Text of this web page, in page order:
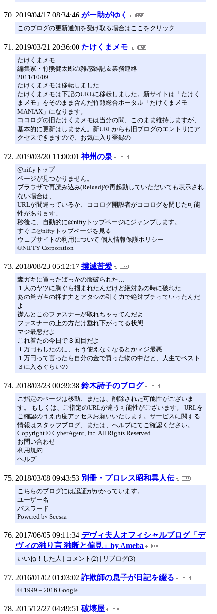
2019/04/17 08:34:46 がー助がゆく
このブログの更新通知を受け取る場合はここをクリック
2019/03/21 20:36:00 たけくまメモ
たけくまメモ
編集家・竹熊健太郎の雑感雑記＆業務連絡
2011/10/09
たけくまメモは移転しました
たけくまメモは下記のURLに移転しました。新サイトは「たけく
まメモ」をそのまま含んだ竹熊総合ポータル「たけくまメモ
MANIAX」になります。
ココログの旧たけくまメモは当分の間、このまま維持しますが、
基本的に更新はしません。新URLからも旧ブログのエントリにア
クセスできますので、お気に入り登録の
2019/03/20 11:00:01 神州の泉
@niftyトップ
ページが見つかりません。
ブラウザで再読み込み(Reload)や再起動していただいても表示され
ない場合は、
URLが間違っているか、ココログ開設者がココログを閉じた可能
性があります。
秒後に、自動的に@niftyトップページにジャンプします。
すぐに@niftyトップページを見る
ウェブサイトの利用について 個人情報保護ポリシー
©NIFTY Corporation
2018/08/23 05:12:17 撲滅苦愛
糞ガキに買ったばっかの服破られた…
１人のヤツに胸ぐら掴まれたんだけど絶対あの時に破れた
あの糞ガキの押す力とアタシの引く力で絶対ブチっていったんだ
よ
襟んとこのファスナーが取れちゃってんだよ
ファスナーの上の方だけ垂れ下がってる状態
マジ最悪だよ
これ着たの今日で３回目だよ
１万円もしたのに、もう使えなくなるとかマジ最悪
１万円って言ったら自分の金で買った物の中だと、人生でベスト
３に入るぐらいの
2018/03/23 00:39:38 鈴木詩子のブログ
ご指定のページは移動、または、削除された可能性がございま
す。 もしくは、ご指定のURLが違う可能性がございます。 URLを
ご確認のうえ再度アクセスお願いいたします。サービスに関する
情報はスタッフブログ、または、ヘルプにてご確認ください。
Copyright © CyberAgent, Inc. All Rights Reserved.
お問い合わせ
利用規約
ヘルプ
2018/03/08 09:43:53 別冊・プロレス昭和異人伝
こちらのブログには認証がかかっています。
ユーザー名
パスワード
Powered by Seesaa
2017/06/05 09:11:34 デヴィ夫人オフィシャルブログ「デ
ヴィの独り言 独断と偏見」by Ameba
いいね！した人 | コメント(2) | リブログ(3)
2016/01/02 01:03:02 詐欺師の息子が日記を綴る
© 1999 – 2016 Google
2015/12/27 04:49:51 破壊屋